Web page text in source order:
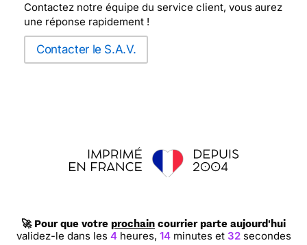
Contactez notre équipe du service client, vous aurez
une réponse rapidement !
Contacter le S.A.V.
🚀 Pour que votre prochain courrier parte aujourd'hui
validez-le dans les 4heures, 14minutes et 32secondes